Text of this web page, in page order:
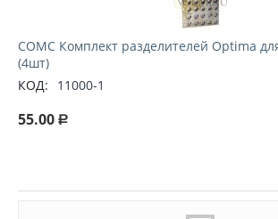
СОМС Комплект разделителей Optima
(4шт)
КОД:
11000-1
55.00 Р